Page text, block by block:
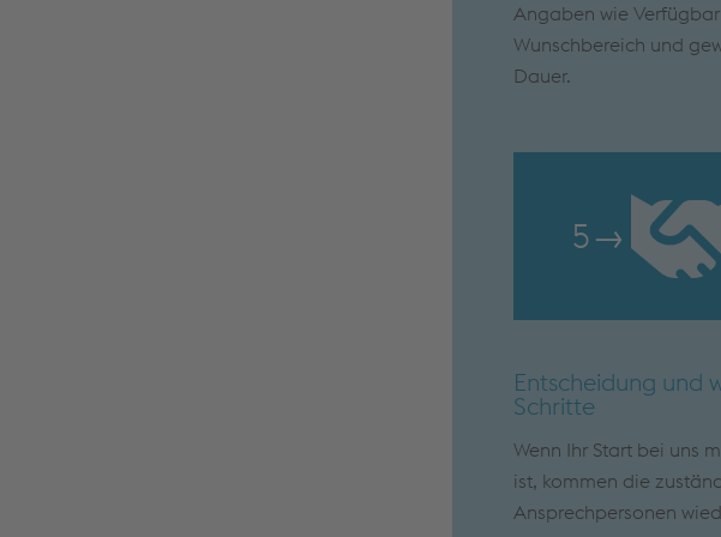
Angaben wie
Wunschbereich und
Dauer.
5→
Entscheidung und
Schritte
Wenn Ihr Start bei uns
ist, kommen die
Ansprechpersonen